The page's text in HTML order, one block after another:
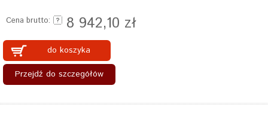
Cena brutto: 8 942,10 zł
do koszyka
Przejdź do szczegółów